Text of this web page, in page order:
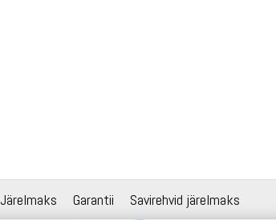
Järelmaks Garantii Savirehvid järelmaks